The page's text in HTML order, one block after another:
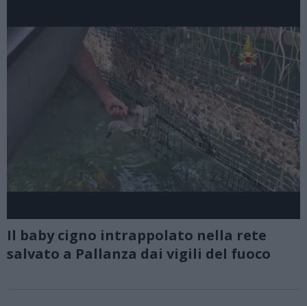
Il baby cigno intrappolato nella rete
salvato a Pallanza dai vigili del fuoco